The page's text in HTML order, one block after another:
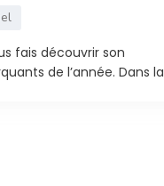
fais découvrir son
de l’année. Dans la